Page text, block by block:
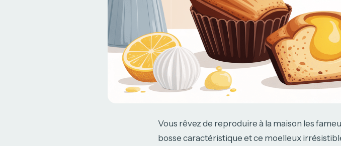
Vous rêvez de reproduire à la maison les
bosse caractéristique et ce moelleux